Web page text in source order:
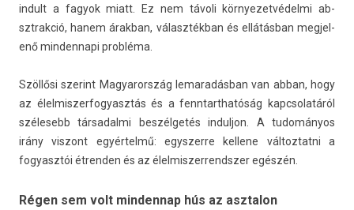
in­dult a fagyok miatt. Ez nem távoli kör­nyezet­védel­mi ab­
sztrak­ció, hanem árak­ban, választékban és ellátásban meg­jel­
enő min­dennapi probléma.
Szöllősi szerint Magyarország lemaradás­ban van abban, hogy
az élel­miszer­fogyasztás és a fenntarthatóság kapcsolatáról
szélesebb tár­sadal­mi beszélgetés in­dul­jon. A tudományos
irány vis­zont egyértelmű: egys­zerre kel­lene vál­toztat­ni a
fogyasztói étrend­en és az élel­miszer­rendsz­er egészén.
Régen sem volt mindennap hús az asztalon